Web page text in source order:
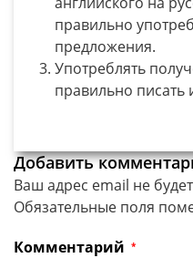
правильно
предложения.
Употреблять
правильно писать
Добавить
Ваш адрес email не
Обязательные поля
Комментарий *